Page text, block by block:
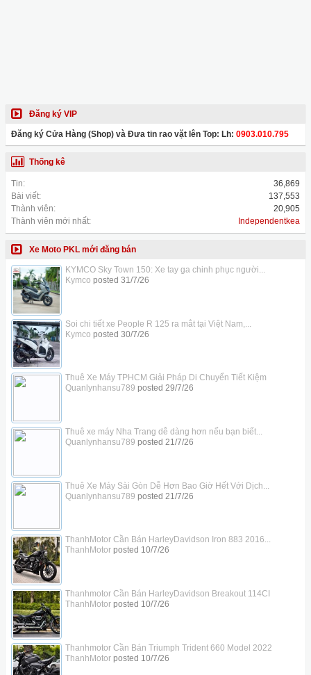
Đăng ký VIP
Đăng ký Cửa Hàng (Shop) và Đưa tin rao vặt lên Top: Lh: 0903.010.795
Thống kê
Tin:
36,869
Bài viết:
137,553
Thành viên:
20,905
Thành viên mới nhất:
Independentkea
Xe Moto PKL mới đăng bán
KYMCO Sky Town 150: Xe tay ga chinh phục người...
Kymco posted 31/7/26
Soi chi tiết xe People R 125 ra mắt tại Việt Nam,...
Kymco posted 30/7/26
Thuê Xe Máy TPHCM Giải Pháp Di Chuyển Tiết Kiệm
Quanlynhansu789 posted 29/7/26
Thuê xe máy Nha Trang dễ dàng hơn nếu bạn biết...
Quanlynhansu789 posted 21/7/26
Thuê Xe Máy Sài Gòn Dễ Hơn Bao Giờ Hết Với Dịch...
Quanlynhansu789 posted 21/7/26
ThanhMotor Cần Bán HarleyDavidson Iron 883 2016...
ThanhMotorposted 10/7/26
Thanhmotor Cần Bán HarleyDavidson Breakout 114CI
ThanhMotorposted 10/7/26
Thanhmotor Cần Bán Triumph Trident 660 Model 2022
ThanhMotorposted 10/7/26